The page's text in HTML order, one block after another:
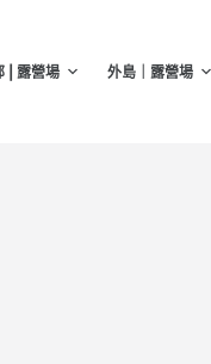
| 露營場 外島｜露營場